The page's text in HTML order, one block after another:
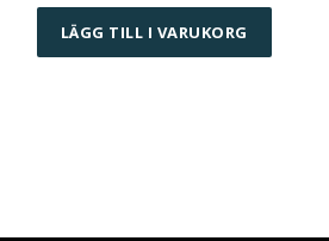
LÄGG TILL I VARUKORG